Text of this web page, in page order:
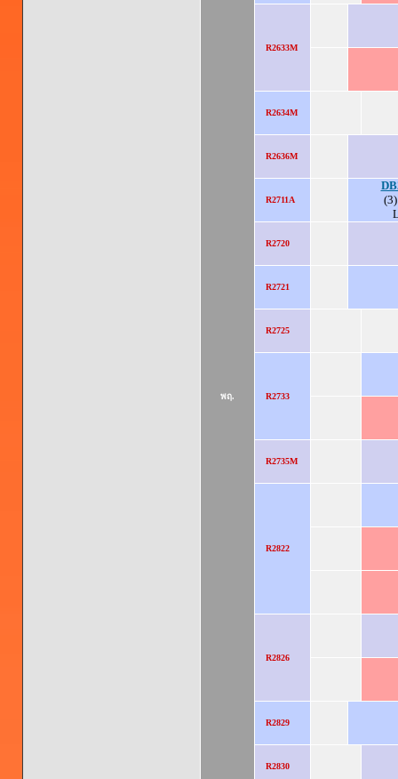
พฤ.
R2633M
R2634M
R2636M
R2711A
R2720
R2721
R2725
R2733
R2735M
R2822
R2826
R2829
R2830